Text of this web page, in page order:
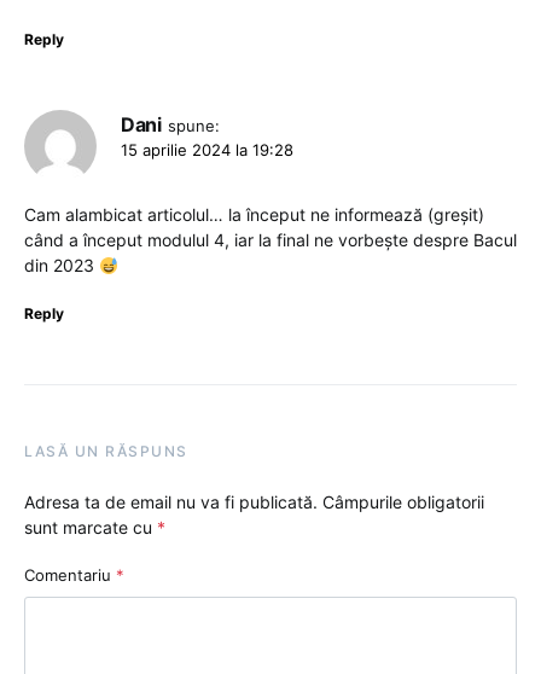
Reply
Dani spune:
15 aprilie 2024 la 19:28
Cam alambicat articolul… la început ne informează (greșit)
când a început modulul 4, iar la final ne vorbește despre Bacul
din 2023
Reply
LASĂ UN RĂSPUNS
Adresa ta de email nu va fi publicată. Câmpurile obligatorii
sunt marcate cu *
Comentariu *